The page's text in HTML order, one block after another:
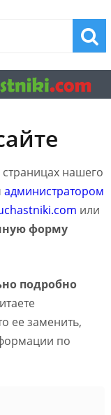
нашего
администратором
или
форму
подробно
ее заменить,
по